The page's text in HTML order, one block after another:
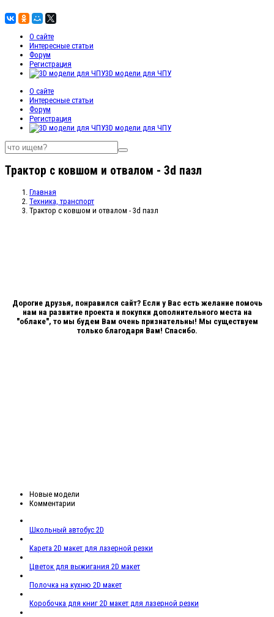
О сайте
Интересные статьи
Форум
Регистрация
3D модели для ЧПУ
О сайте
Интересные статьи
Форум
Регистрация
3D модели для ЧПУ
Трактор с ковшом и отвалом - 3d пазл
Главная
Техника, транспорт
Трактор с ковшом и отвалом - 3d пазл
Дорогие друзья, понравился сайт? Если у Вас есть желание помочь
нам на развитие проекта и покупки дополнительного места на
"облаке", то мы будем Вам очень признательны! Мы существуем
только благодаря Вам! Спасибо.
Новые модели
Комментарии
Школьный автобус 2D
Карета 2D макет для лазерной резки
Цветок для выжигания 2D макет
Полочка на кухню 2D макет
Коробочка для книг 2D макет для лазерной резки